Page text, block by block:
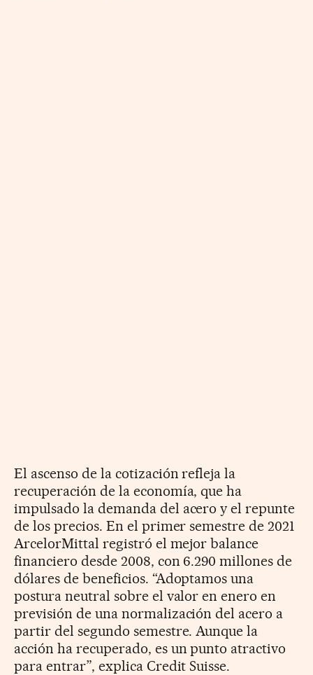
El ascenso de la cotización refleja la
recuperación de la economía, que ha
impulsado la demanda del acero y el repunte
de los precios. En el primer semestre de 2021
ArcelorMittal registró el mejor balance
financiero desde 2008, con 6.290 millones de
dólares de beneficios. “Adoptamos una
postura neutral sobre el valor en enero en
previsión de una normalización del acero a
partir del segundo semestre. Aunque la
acción ha recuperado, es un punto atractivo
para entrar”, explica Credit Suisse.